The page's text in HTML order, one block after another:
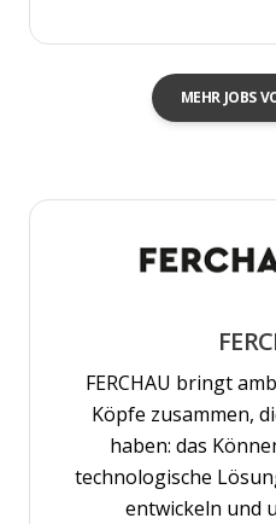
MEHR JOBS
FERCHAU bringt
Köpfe zusammen,
haben: das
technologische
entwickeln und